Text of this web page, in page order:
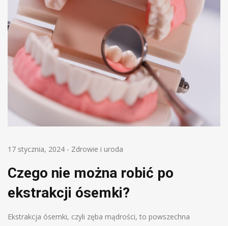
17 stycznia, 2024 - Zdrowie i uroda
Czego nie można robić po
ekstrakcji ósemki?
Ekstrakcja ósemki, czyli zęba mądrości, to powszechna